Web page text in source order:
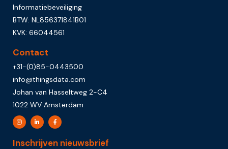
Informatiebeveiliging
BTW: NL856371841B01
KVK: 66044561
Contact
+31-(0)85-0443500
info@thingsdata.com
Johan van Hasseltweg 2-C4
1022 WV Amsterdam
Inschrijven nieuwsbrief